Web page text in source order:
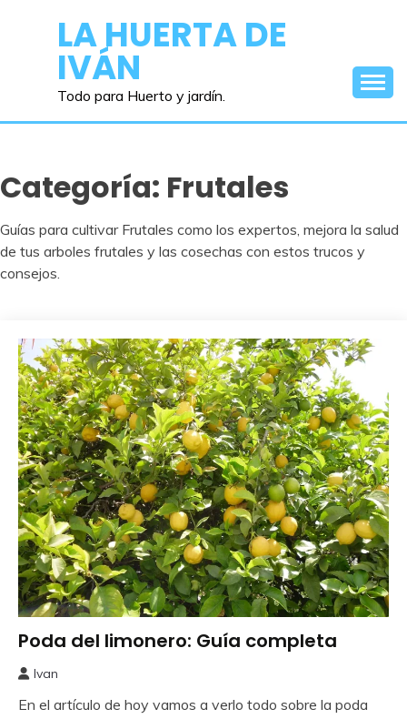
contenidoLA HUERTA DE
IVÁN
Todo para Huerto y jardín.
Categoría: Frutales
Guías para cultivar Frutales como los expertos, mejora la salud
de tus arboles frutales y las cosechas con estos trucos y
consejos.
Frutales
Poda del limonero: Guía completa
diciembre,
Ivan
En el artículo de hoy vamos a verlo todo sobre la poda